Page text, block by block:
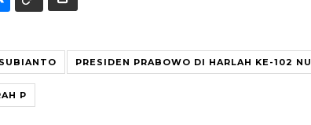
PRESIDEN PRABOWO DI HARLAH KE-102 NU
P